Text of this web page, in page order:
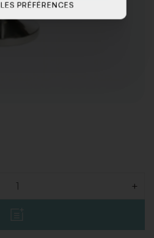
+
PRÉFÉRENCES